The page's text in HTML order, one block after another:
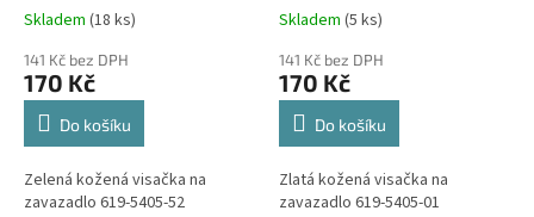
Skladem (18 ks)
141 Kč bez DPH
170 Kč
Do košíku
Zelená kožená visačka na
zavazadlo 619-5405-52
Skladem (5 ks)
141 Kč bez DPH
170 Kč
Do košíku
Zlatá kožená visačka na
zavazadlo 619-5405-01